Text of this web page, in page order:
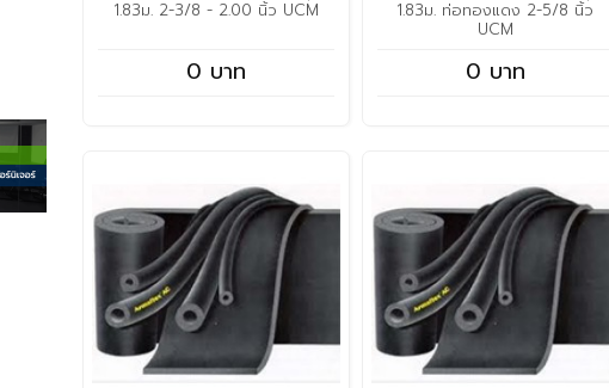
1.83ม. 2-3/8 - 2.00 นิ้ว UCM
0 บาท
1.83ม. ท่อทองแดง 2-5/8 นิ้ว
UCM
0 บาท